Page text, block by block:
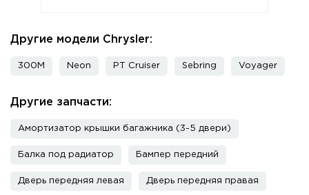
Другие модели Chrysler:
300M Neon PT Cruiser Sebring Voyager
Другие запчасти:
Амортизатор крышки багажника (3-5 двери)
Балка под радиатор Бампер передний
Дверь передняя левая Дверь передняя правая